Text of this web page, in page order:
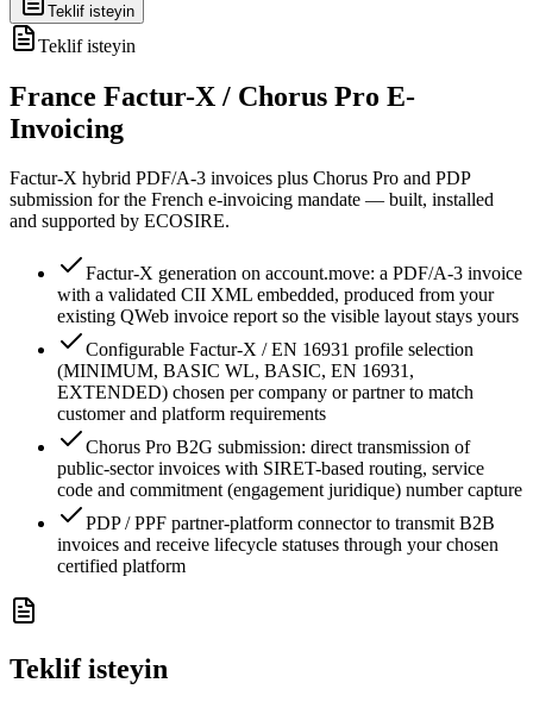
Teklif isteyin
Teklif isteyin
France Factur-X / Chorus Pro E-
Invoicing
Factur-X hybrid PDF/A-3 invoices plus Chorus Pro and PDP
submission for the French e-invoicing mandate — built, installed
and supported by ECOSIRE.
Factur-X generation on account.move: a PDF/A-3 invoice
with a validated CII XML embedded, produced from your
existing QWeb invoice report so the visible layout stays yours
Configurable Factur-X / EN 16931 profile selection
(MINIMUM, BASIC WL, BASIC, EN 16931,
EXTENDED) chosen per company or partner to match
customer and platform requirements
Chorus Pro B2G submission: direct transmission of
public-sector invoices with SIRET-based routing, service
code and commitment (engagement juridique) number capture
PDP / PPF partner-platform connector to transmit B2B
invoices and receive lifecycle statuses through your chosen
certified platform
Teklif isteyin